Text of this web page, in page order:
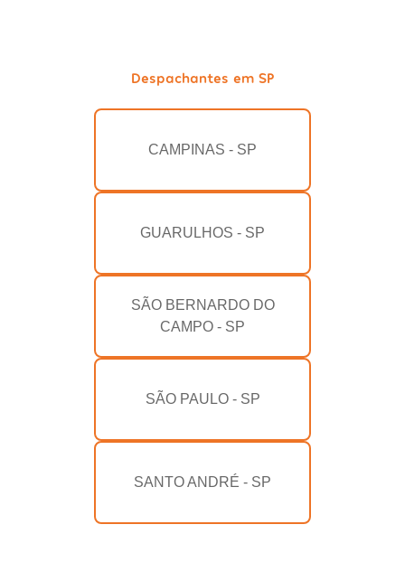
Despachantes em SP
CAMPINAS - SP
GUARULHOS - SP
SÃO BERNARDO DO
CAMPO - SP
SÃO PAULO - SP
SANTO ANDRÉ - SP